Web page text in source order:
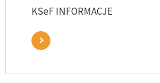
KSeF INFORMACJE